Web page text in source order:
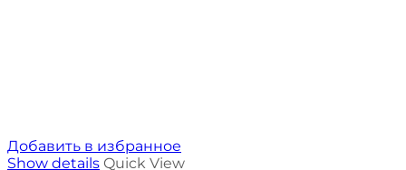
Добавить в избранное
Show details Quick View